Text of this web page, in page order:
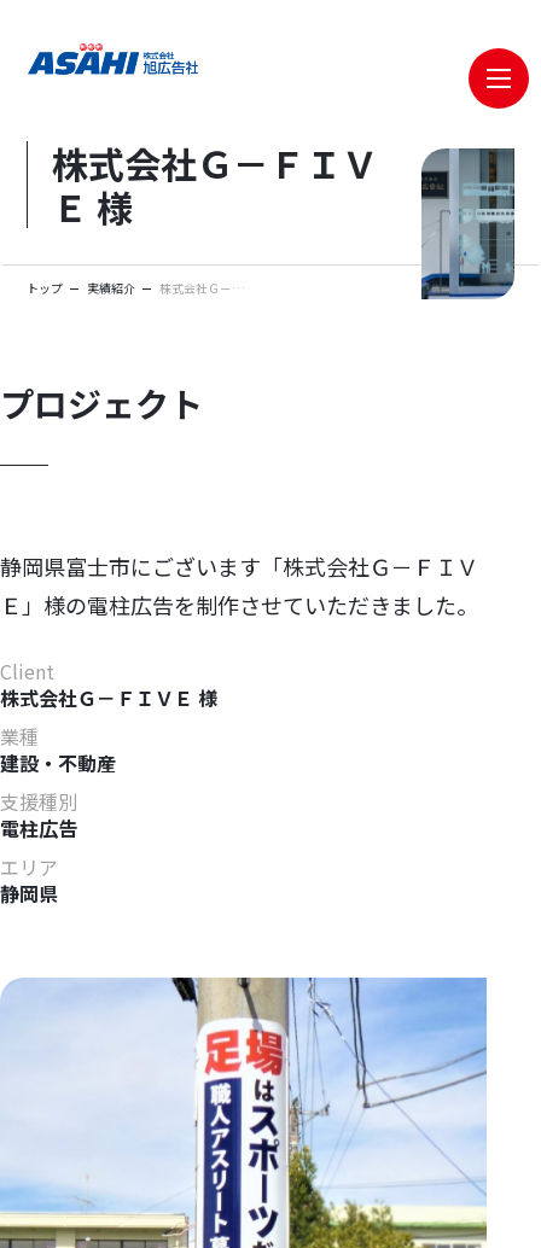
メニ
株式会社Ｇ－ＦＩＶ
Ｅ 様
トップ 実績紹介 株式会社Ｇ－ＦＩＶＥ 様
プロジェクト
Client
株式会社Ｇ－ＦＩＶＥ 様
業種
建設・不動産
支援種別
電柱広告
エリア
静岡県
静岡県富士市にございます「株式会社Ｇ－ＦＩＶ
Ｅ」様の電柱広告を制作させていただきました。